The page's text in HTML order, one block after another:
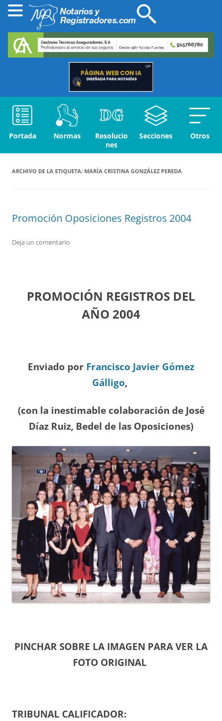
Portada Normas
Resolucio
nes
Secciones Otros
ARCHIVO DE LA ETIQUETA: MARÍA CRISTINA GONZÁLEZ PEREDA
Promoción Oposiciones Registros 2004
Deja un comentario
PROMOCIÓN REGISTROS DEL
AÑO 2004
Enviado por Francisco Javier Gómez
Gálligo,
(con la inestimable colaboración de José
Díaz Ruiz, Bedel de las Oposiciones)
PINCHAR SOBRE LA IMAGEN PARA VER LA
FOTO ORIGINAL
TRIBUNAL CALIFICADOR: